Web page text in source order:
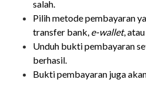
salah.
Pilih metode pembayaran
transfer bank, e-wallet,
Unduh bukti pembayaran
berhasil.
Bukti pembayaran juga